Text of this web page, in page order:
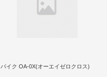
バイク OA-0X(オーエイゼロクロス)